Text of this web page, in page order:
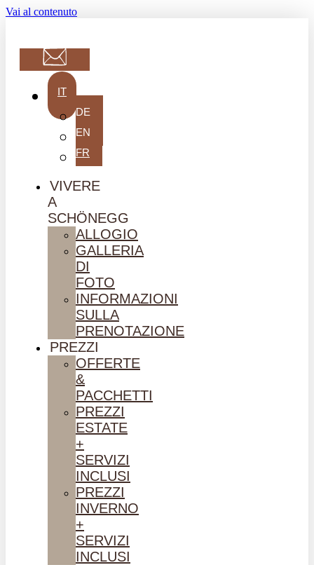
Vai al contenuto
IT
DE
EN
FR
VIVERE
A
SCHÖNEGG
ALLOGIO
GALLERIA
DI
FOTO
INFORMAZIONI
SULLA
PRENOTAZIONE
PREZZI
OFFERTE
&
PACCHETTI
PREZZI
ESTATE
+
SERVIZI
INCLUSI
PREZZI
INVERNO
+
SERVIZI
INCLUSI